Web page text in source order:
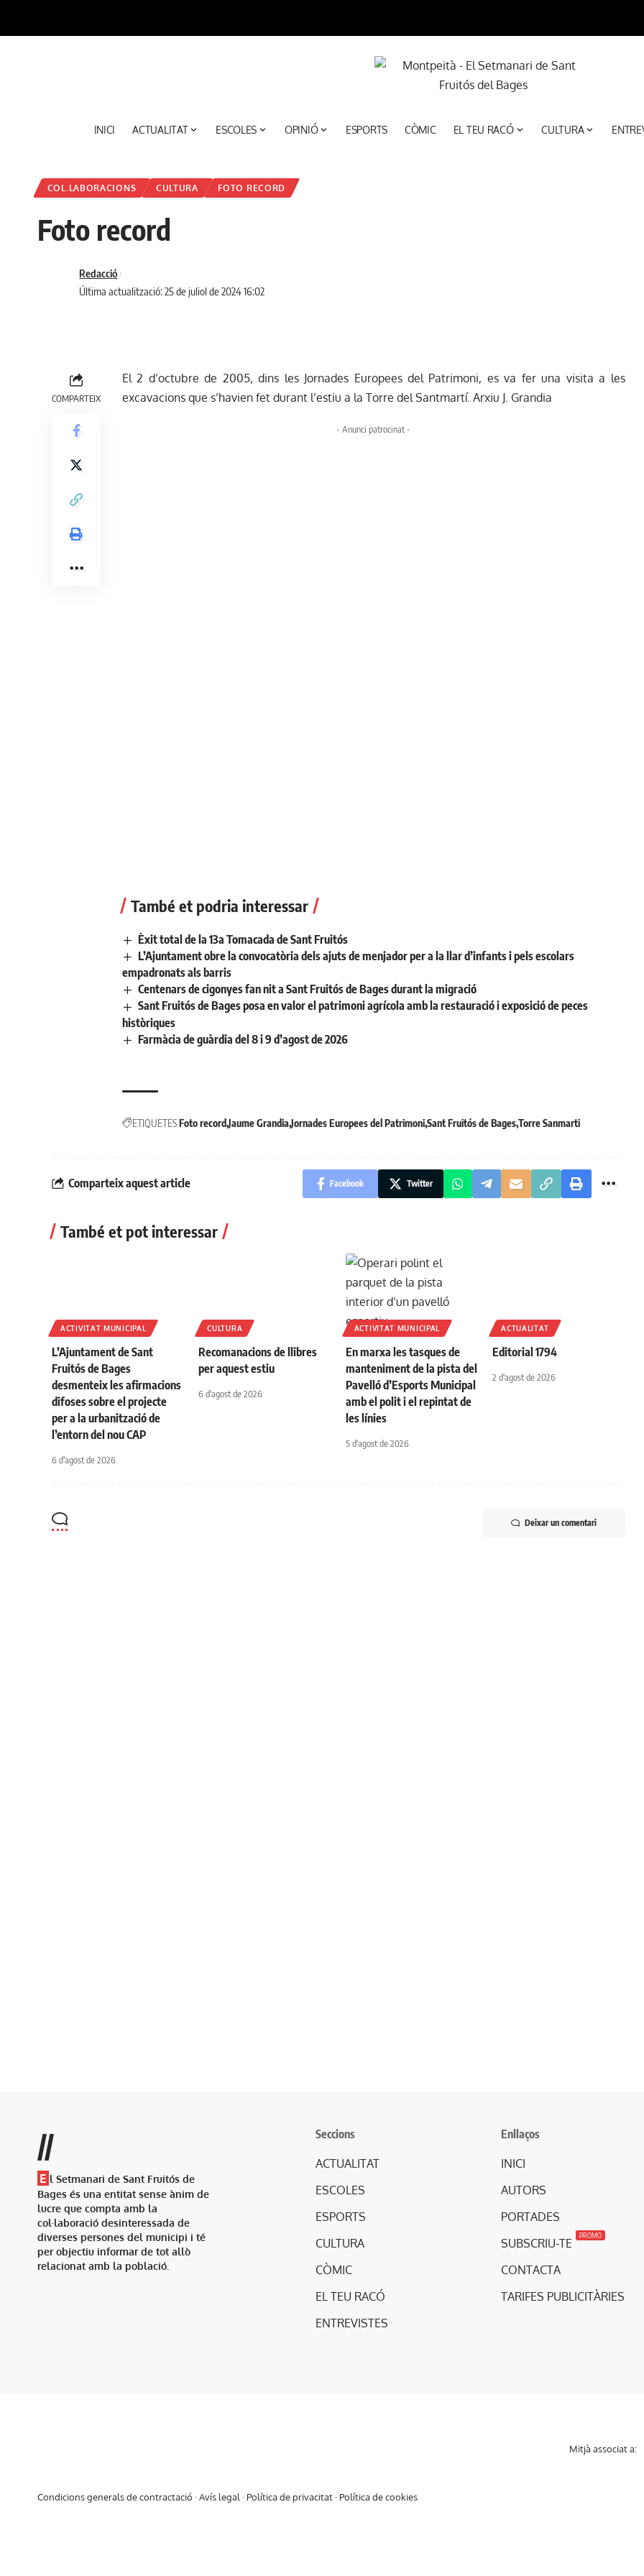
INICI ACTUALITAT ESCOLES OPINIÓ ESPORTS CÒMIC EL TEU RACÓ CULTURA
COL.LABORACIONS CULTURA FOTO RECORD
Foto record
Última actualització: 25 de juliol de 2024 16:02
Redacció
COMPARTEIX
El 2 d’octubre de 2005, dins les Jornades Europees del Patrimoni, es va fer una visita a les
excavacions que s’havien fet durant l’estiu a la Torre del Santmartí. Arxiu J. Grandia
- Anunci patrocinat -
També et podria interessar
Èxit total de la 13a Tomacada de Sant Fruitós
L’Ajuntament obre la convocatòria dels ajuts de menjador per a la llar d’infants i pels escolars
empadronats als barris
Centenars de cigonyes fan nit a Sant Fruitós de Bages durant la migració
Sant Fruitós de Bages posa en valor el patrimoni agrícola amb la restauració i exposició de peces
històriques
Farmàcia de guàrdia del 8 i 9 d’agost de 2026
ETIQUETESFoto record Jaume Grandia Jornades Europees del PatrimoniSant Fruitós de BagesTorre Sanmarti
Comparteix aquest article Facebook Twitter
També et pot interessar
ACTIVITAT MUNICIPAL
L’Ajuntament de Sant
Fruitós de Bages
desmenteix les afirmacions
difoses sobre el projecte
per a la urbanització de
l’entorn del nou CAP
6 d'agost de 2026
CULTURA
Recomanacions de llibres
per aquest estiu
6 d'agost de 2026
ACTIVITAT MUNICIPAL
En marxa les tasques de
manteniment de la pista del
Pavelló d’Esports Municipal
amb el polit i el repintat de
les línies
5 d'agost de 2026
ACTUALITAT
Editorial 1794
2 d'agost de 2026
Deixar un comentari
//
E l Setmanari de Sant Fruitós de
Bages és una entitat sense ànim de
lucre que compta amb la
col·laboració desinteressada de
diverses persones del municipi i té
per objectiu informar de tot allò
relacionat amb la població.
Seccions
ACTUALITAT
ESCOLES
ESPORTS
CULTURA
CÒMIC
EL TEU RACÓ
ENTREVISTES
Enllaços
INICI
AUTORS
PORTADES
SUBSCRIU-TE
PROMO
CONTACTA
TARIFES PUBLICITÀRIES
Condicions generals de contractació · Avís legal · Política de privacitat · Política de cookies
Mitjà associat a: